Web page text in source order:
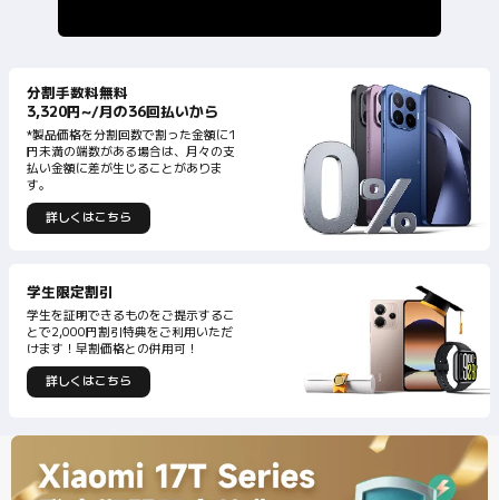
分割手数料無料
3,320円~/月の36回払いから
*製品価格を分割回数で割った金額に1
円未満の端数がある場合は、月々の支
払い金額に差が生じることがありま
詳しくはこちら
学生を証明できるものをご提示するこ
とで2,000円割引特典をご利用いただ
けます！早割価格との併用可！
詳しくはこちら